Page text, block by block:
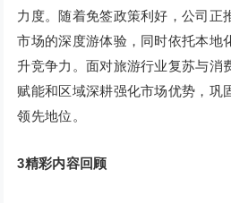
力度。随着免签政策利好，公司正
市场的深度游体验，同时依托本地
升竞争力。面对旅游行业复苏与消
赋能和区域深耕强化市场优势，巩
领先地位。
3精彩内容回顾